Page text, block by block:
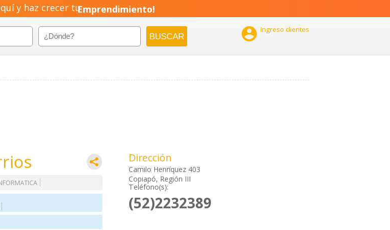
y haz crecer tuEmprendimiento!
 Ingreso clientes
Dirección
Camilo Henríquez 403
Copiapó, Región III
Teléfono(s):
(52)2232389